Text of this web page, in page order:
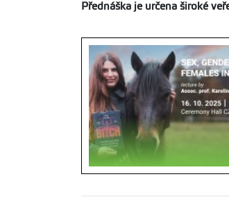
Přednáška je určena široké